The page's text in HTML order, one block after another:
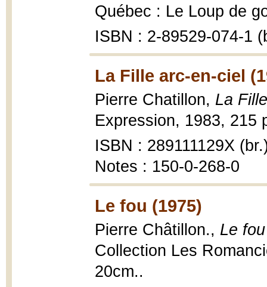
Québec : Le Loup de
ISBN : 2-89529-074-1
La Fille arc-en-ciel
Pierre Chatillon, La
Expression, 1983, 215
ISBN : 289111129X
Notes : 150-0-268-0
Le fou (1975)
Pierre Châtillon., Le
Collection Les
20cm..